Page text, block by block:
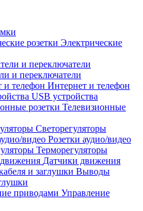
Электрические
и переключатели
Интернет и телефон
USB устройства
Телевизионные
Светорегуляторы
Розетки аудио/видео
Терморегуляторы
Датчики движения
Выводы
Управление